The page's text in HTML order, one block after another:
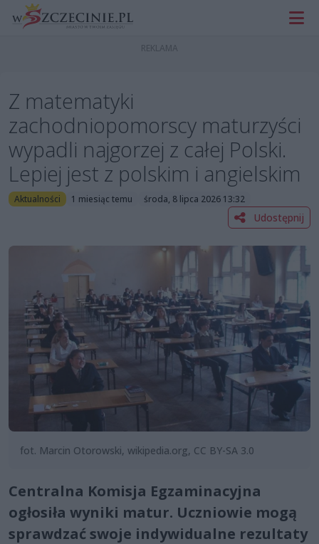
Z matematyki
zachodniopomorscy maturzyści
wypadli najgorzej z całej Polski.
Lepiej jest z polskim i angielskim
Aktualności 1 miesiąc temu środa, 8 lipca 2026 13:32
Udostępnij
fot. Marcin Otorowski, wikipedia.org, CC BY-SA 3.0
Centralna Komisja Egzaminacyjna
ogłosiła wyniki matur. Uczniowie mogą
sprawdzać swoje indywidualne rezultaty